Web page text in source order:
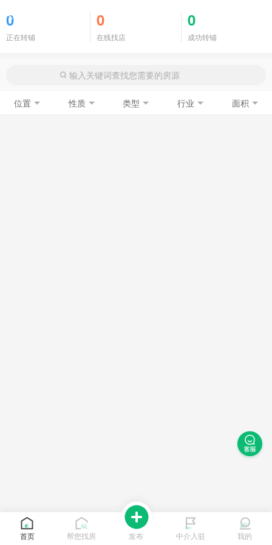
0
正在转铺
0
在线找店
0
成功转铺
位置 性质 类型 行业 面积
首页 帮您找房 发布 中介入驻 我的